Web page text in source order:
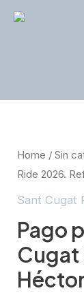
Home /Sin
Ride 2026.
Sant Cugat
Pago
Cugat